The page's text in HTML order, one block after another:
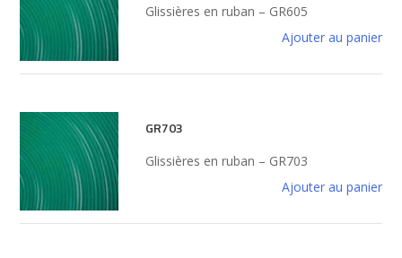
Glissières en ruban – GR605
Ajouter au panier
GR703
Glissières en ruban – GR703
Ajouter au panier